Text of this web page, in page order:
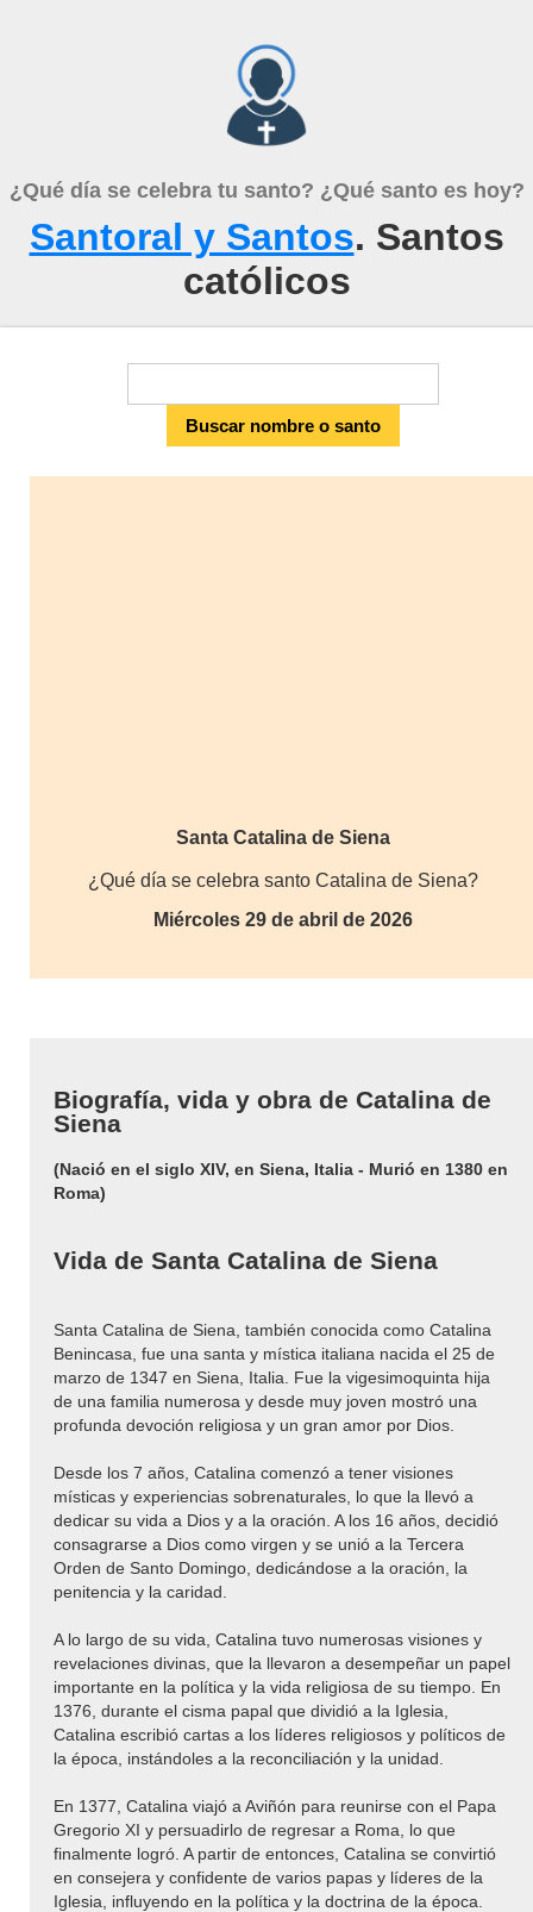
¿Qué día se celebra tu santo? ¿Qué santo es hoy?
Santoral y Santos. Santos
católicos
Santa Catalina de Siena
¿Qué día se celebra santo Catalina de Siena?
Miércoles 29 de abril de 2026
Biografía, vida y obra de Catalina de
Siena
(Nació en el siglo XIV, en Siena, Italia - Murió en 1380 en
Roma)
Vida de Santa Catalina de Siena
Santa Catalina de Siena, también conocida como Catalina
Benincasa, fue una santa y mística italiana nacida el 25 de
marzo de 1347 en Siena, Italia. Fue la vigesimoquinta hija
de una familia numerosa y desde muy joven mostró una
profunda devoción religiosa y un gran amor por Dios.
Desde los 7 años, Catalina comenzó a tener visiones
místicas y experiencias sobrenaturales, lo que la llevó a
dedicar su vida a Dios y a la oración. A los 16 años, decidió
consagrarse a Dios como virgen y se unió a la Tercera
Orden de Santo Domingo, dedicándose a la oración, la
penitencia y la caridad.
A lo largo de su vida, Catalina tuvo numerosas visiones y
revelaciones divinas, que la llevaron a desempeñar un papel
importante en la política y la vida religiosa de su tiempo. En
1376, durante el cisma papal que dividió a la Iglesia,
Catalina escribió cartas a los líderes religiosos y políticos de
la época, instándoles a la reconciliación y la unidad.
En 1377, Catalina viajó a Aviñón para reunirse con el Papa
Gregorio XI y persuadirlo de regresar a Roma, lo que
finalmente logró. A partir de entonces, Catalina se convirtió
en consejera y confidente de varios papas y líderes de la
Iglesia, influyendo en la política y la doctrina de la época.